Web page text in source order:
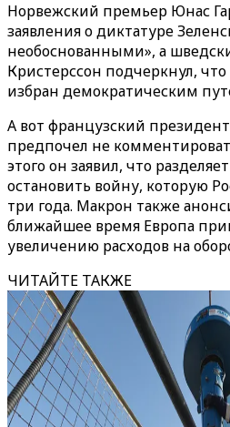
Норвежский премьер Юнас
заявления о диктатуре
необоснованными», а
Кристерссон подчеркнул,
избран демократическим
А вот французский
предпочел не
этого он заявил, что
остановить войну, которую
три года. Макрон также
ближайшее время Европа
увеличению расходов на
ЧИТАЙТЕ ТАКЖЕ